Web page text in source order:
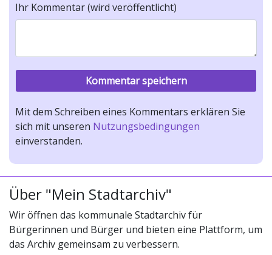
Ihr Kommentar (wird veröffentlicht)
Mit dem Schreiben eines Kommentars erklären Sie
sich mit unseren Nutzungsbedingungen
einverstanden.
Über "Mein Stadtarchiv"
Wir öffnen das kommunale Stadtarchiv für
Bürgerinnen und Bürger und bieten eine Plattform, um
das Archiv gemeinsam zu verbessern.